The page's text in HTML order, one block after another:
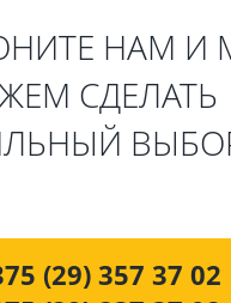
НАМ И
СДЕЛАТЬ
(29) 357 37 02